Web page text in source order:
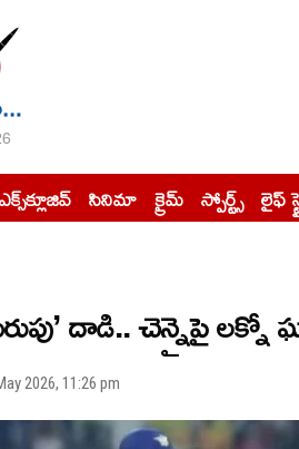
ఎక్స్‌క్లూజివ్‌ సినిమా క్రైమ్ స్పోర్ట్స్ లైఫ్
దాడి.. చెన్నైపై
2026, 11:26 pm